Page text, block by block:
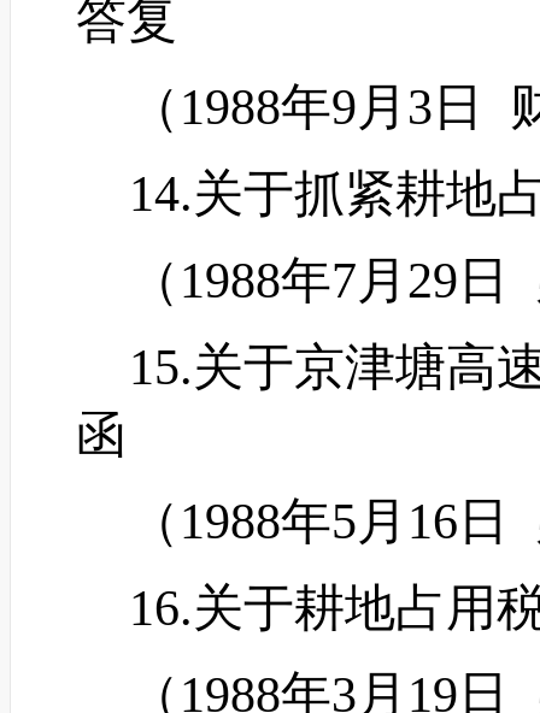
答复
（1988年9月3日
14.关于抓紧耕地
（1988年7月29
15.关于京津塘高
函
（1988年5月16
16.关于耕地占用
（1988年3月19